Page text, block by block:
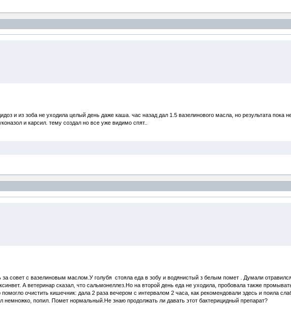
и из зоба не уходила целый день даже каша. час назад дал 1.5 вазелинового масла, но результата пока
и карсил. тему создал но все уже видимо спят..
совет с вазелиновым маслом.У голубя стояла еда в зобу и водянистый з белым помет . Думали
А ветеринар сказал, что сальмонеллез.Но на второй день еда не уходила, пробовала также
очистить кишечник: дала 2 раза вечером с интервалом 2 часа, как рекомендовали здесь и поила
немножко, попил. Помет нормальный.Не знаю продолжать ли давать этот бактерицидный препарат?